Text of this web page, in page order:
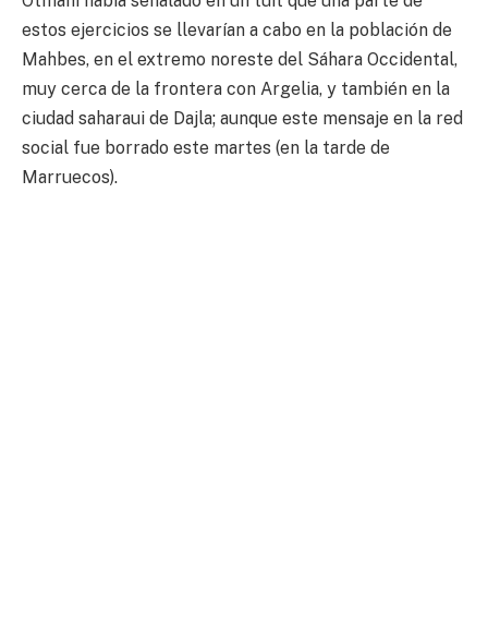
estos ejercicios se llevarían a cabo en la población de
Mahbes, en el extremo noreste del Sáhara Occidental,
muy cerca de la frontera con Argelia, y también en la
ciudad saharaui de Dajla; aunque este mensaje en la red
social fue borrado este martes (en la tarde de
Marruecos).